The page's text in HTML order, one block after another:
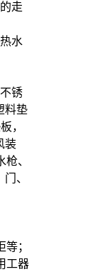
走
水
锈
料垫
，
装
、
、
；
工器